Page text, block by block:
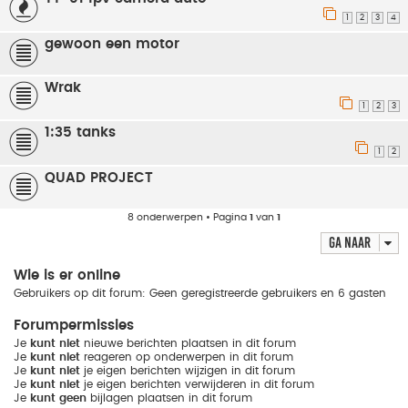
1 2 3 4
gewoon een motor
Wrak
2 3
1:35 tanks
1 2
QUAD PROJECT
8 onderwerpen • Pagina 1 van 1
Ga naar
Wie is er online
Gebruikers op dit forum: Geen geregistreerde gebruikers en 6 gasten
Forumpermissies
Je kunt niet nieuwe berichten plaatsen in dit forum
Je kunt niet reageren op onderwerpen in dit forum
Je kunt niet je eigen berichten wijzigen in dit forum
Je kunt niet je eigen berichten verwijderen in dit forum
Je kunt geen bijlagen plaatsen in dit forum